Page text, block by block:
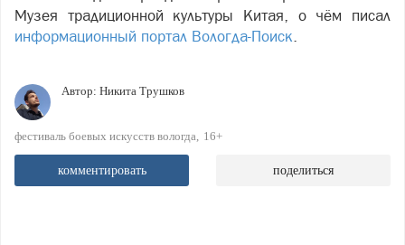
Музея традиционной культуры Китая, о чём писал
информационный портал Вологда-Поиск.
Автор: Никита Трушков
фестиваль боевых искусств вологда 16+
комментировать поделиться